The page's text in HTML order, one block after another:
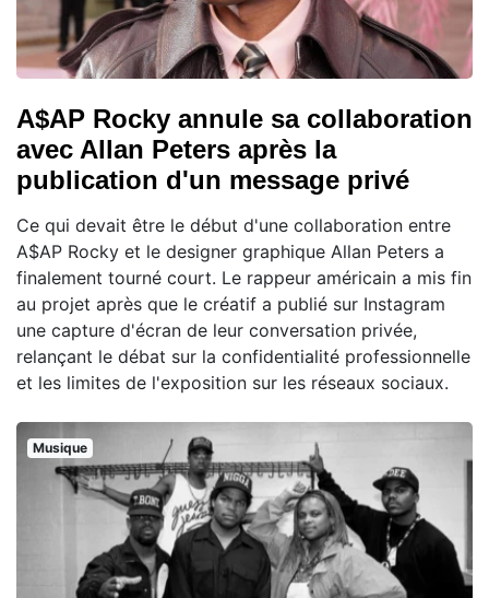
A$AP Rocky annule sa collaboration
avec Allan Peters après la
publication d'un message privé
Ce qui devait être le début d'une collaboration entre
A$AP Rocky et le designer graphique Allan Peters a
finalement tourné court. Le rappeur américain a mis fin
au projet après que le créatif a publié sur Instagram
une capture d'écran de leur conversation privée,
relançant le débat sur la confidentialité professionnelle
et les limites de l'exposition sur les réseaux sociaux.
Musique